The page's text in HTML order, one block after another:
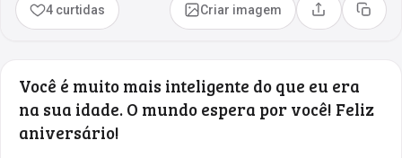
4 curtidas Criar imagem Compartilhar
Copiar
Você é muito mais inteligente do que eu era
na sua idade. O mundo espera por você! Feliz
aniversário!